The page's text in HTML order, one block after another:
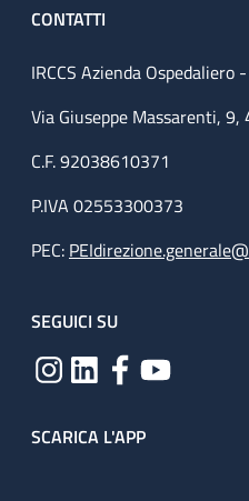
CONTATTI
IRCCS Azienda
Via Giuseppe Massarenti,
C.F. 92038610371
P.IVA 02553300373
PEC:
SEGUICI SU
SCARICA L'APP